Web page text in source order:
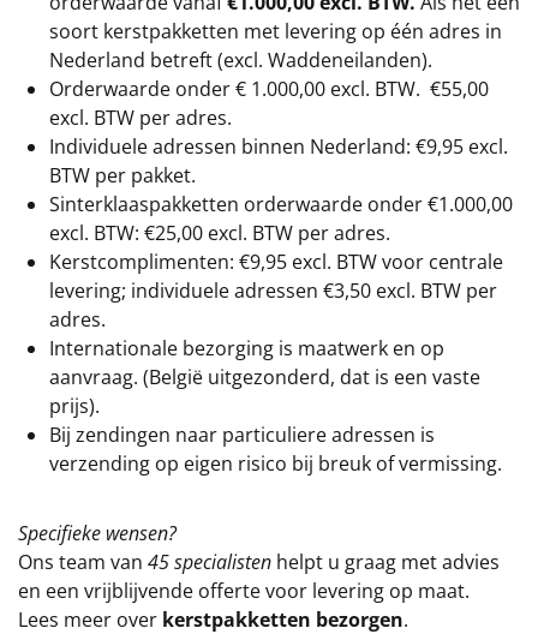
soort kerstpakketten met levering op één adres in
Nederland betreft (excl. Waddeneilanden).
Orderwaarde onder € 1.000,00 excl. BTW. €55,00
excl. BTW per adres.
Individuele adressen binnen Nederland: €9,95 excl.
BTW per pakket.
Sinterklaaspakketten orderwaarde onder €1.000,00
excl. BTW: €25,00 excl. BTW per adres.
Kerstcomplimenten: €9,95 excl. BTW voor centrale
levering; individuele adressen €3,50 excl. BTW per
adres.
Internationale bezorging is maatwerk en op
aanvraag. (België uitgezonderd, dat is een vaste
prijs).
Bij zendingen naar particuliere adressen is
verzending op eigen risico bij breuk of vermissing.
Specifieke wensen?
Ons team van 45 specialisten helpt u graag met advies
en een vrijblijvende offerte voor levering op maat.
Lees meer over kerstpakketten bezorgen.